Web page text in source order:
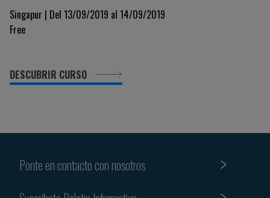
Singapur | Del 13/09/2019 al 14/09/2019
Free
DESCUBRIR CURSO
Ponte en contacto con nosotros